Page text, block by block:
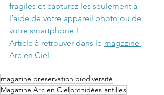
fragiles et capturez les seulement à
l’aide de votre appareil photo ou de
votre smartphone !
Article à retrouver dans le magazine
Arc en Ciel
magazine preservation biodiversité
Magazine Arc en Cielorchidées antilles